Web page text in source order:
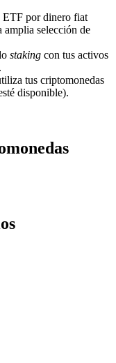
por dinero fiat
amplia selección de
staking con tus activos
tus criptomonedas
disponible).